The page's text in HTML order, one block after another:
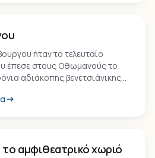
ήταν το τελευταίο
έπεσε στους Οθωμανούς το
αδιάκοπης βενετσιάνικης
αμφιθεατρικό χωριό